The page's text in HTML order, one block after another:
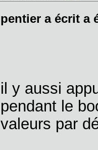
pentier a écrit a
il y aussi
pendant le
valeurs par